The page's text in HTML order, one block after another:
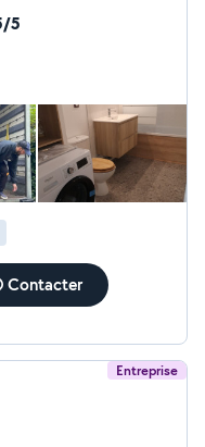
complète
menuiserie,
par une
Devis clair et
5
Contacter
Entreprise